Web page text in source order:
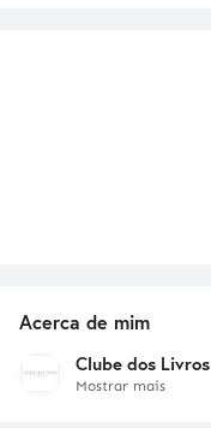
Acerca de mim
Clube dos Livros
Mostrar mais